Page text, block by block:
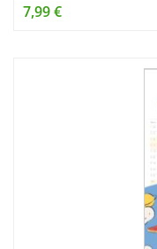
7,99 €